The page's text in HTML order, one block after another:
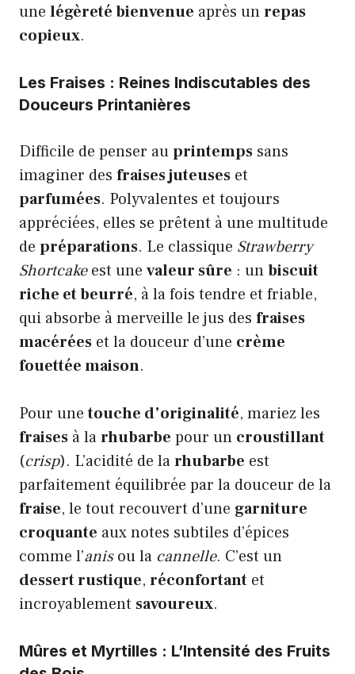
une légèreté bienvenue après unrepas
copieux.
Les Fraises : Reines Indiscutables des
Douceurs Printanières
Difficile de penser auprintemps sans
imaginer des fraises juteuses et
parfumées. Polyvalentes et toujours
appréciées, elles se prêtent à une multitude
de préparations. Le classique Strawberry
Shortcakeest une valeur sûre : unbiscuit
riche et beurré, à la fois tendre et friable,
qui absorbe à merveille le jus des fraises
macérées et la douceur d’une crème
fouettée maison.
Pour unetouche d’originalité, mariez les
fraises à larhubarbe pour un croustillant
(crisp). L’acidité de larhubarbe est
parfaitement équilibrée par la douceur de la
fraise, le tout recouvert d’une garniture
croquante aux notes subtiles d’épices
comme l’anisou la cannelle. C’est un
dessert rustique, réconfortant et
incroyablement savoureux.
Mûres et Myrtilles : L’Intensité des Fruits